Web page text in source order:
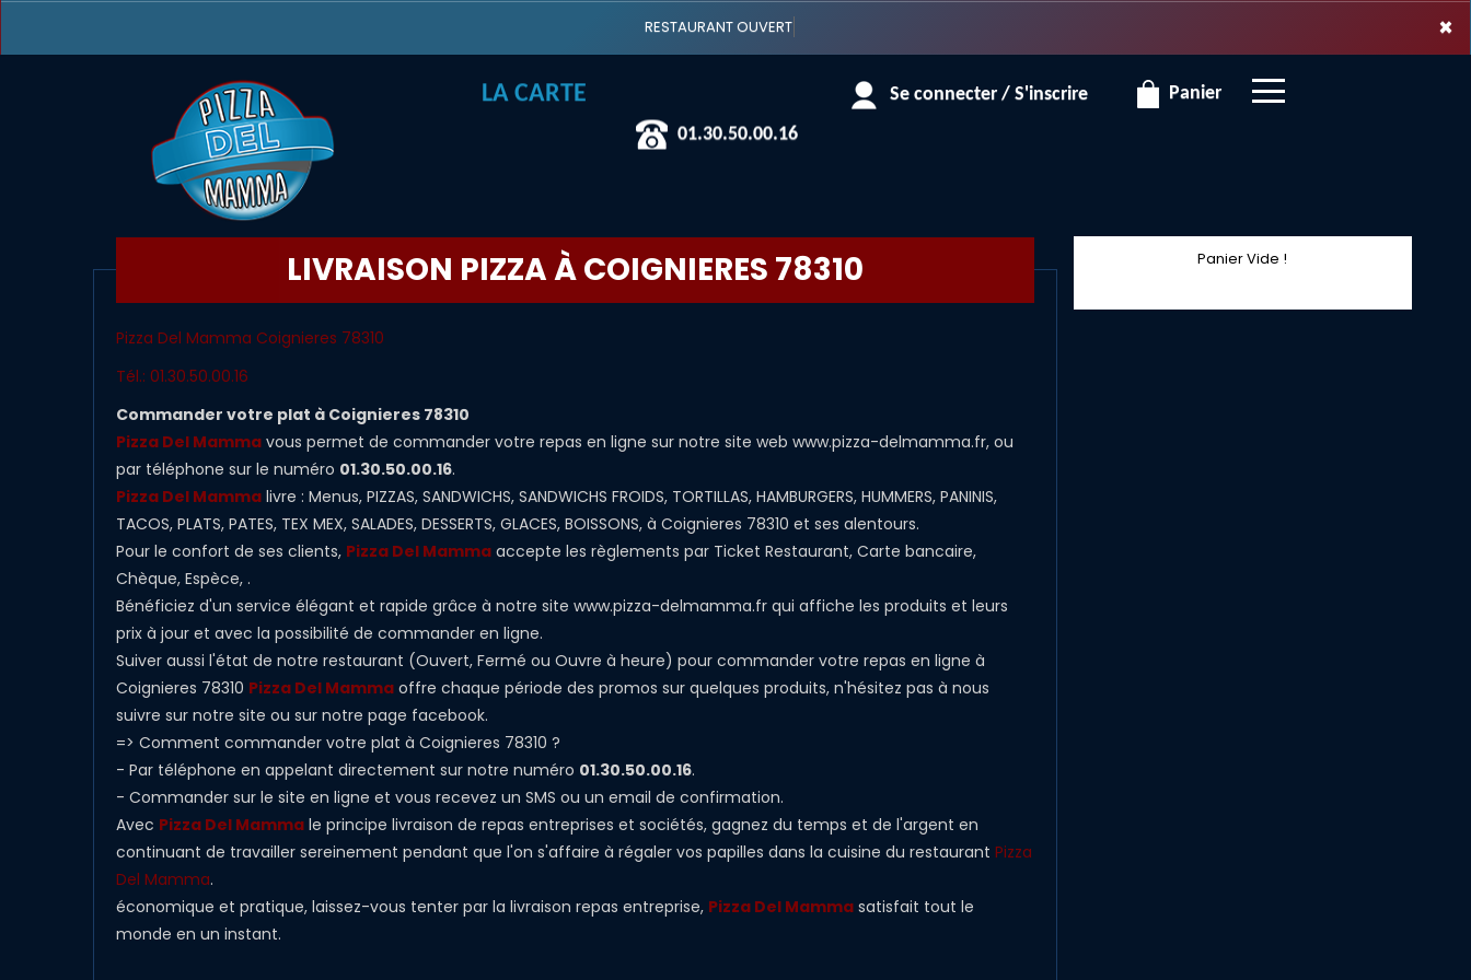
×
RESTAURANT OUVERT
LA CARTE
01.30.50.00.16
Se connecter / S'inscrire Panier
×
LIVRAISON PIZZA À COIGNIERES 78310
Pizza Del Mamma Coignieres 78310
Tél.: 01.30.50.00.16
Commander votre plat à Coignieres 78310
Pizza Del Mamma vous permet de commander votre repas en ligne sur notre site web www.pizza-delmamma.fr, ou
par téléphone sur le numéro 01.30.50.00.16.
Pizza Del Mamma livre : Menus, PIZZAS, SANDWICHS, SANDWICHS FROIDS, TORTILLAS, HAMBURGERS, HUMMERS, PANINIS,
TACOS, PLATS, PATES, TEX MEX, SALADES, DESSERTS, GLACES, BOISSONS, à Coignieres 78310 et ses alentours.
Pour le confort de ses clients, Pizza Del Mamma accepte les règlements par Ticket Restaurant, Carte bancaire,
Chèque, Espèce, .
Bénéficiez d'un service élégant et rapide grâce à notre site www.pizza-delmamma.fr qui affiche les produits et leurs
prix à jour et avec la possibilité de commander en ligne.
Suiver aussi l'état de notre restaurant (Ouvert, Fermé ou Ouvre à heure) pour commander votre repas en ligne à
Coignieres 78310 Pizza Del Mamma offre chaque période des promos sur quelques produits, n'hésitez pas à nous
suivre sur notre site ou sur notre page facebook.
=> Comment commander votre plat à Coignieres 78310 ?
- Par téléphone en appelant directement sur notre numéro 01.30.50.00.16.
- Commander sur le site en ligne et vous recevez un SMS ou un email de confirmation.
Avec Pizza Del Mamma le principe livraison de repas entreprises et sociétés, gagnez du temps et de l'argent en
continuant de travailler sereinement pendant que l'on s'affaire à régaler vos papilles dans la cuisine du restaurant Pizza
Del Mamma.
économique et pratique, laissez-vous tenter par la livraison repas entreprise, Pizza Del Mamma satisfait tout le
monde en un instant.
Panier Vide !